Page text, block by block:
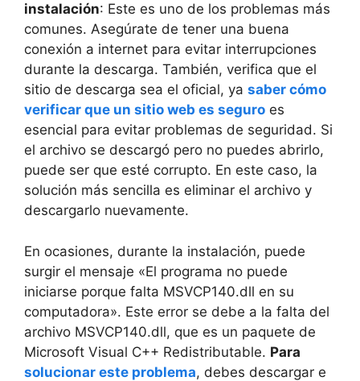
instalación: Este es uno de los problemas más
comunes. Asegúrate de tener una buena
conexión a internet para evitar interrupciones
durante la descarga. También, verifica que el
sitio de descarga sea el oficial, ya saber cómo
verificar que un sitio web es seguro es
esencial para evitar problemas de seguridad. Si
el archivo se descargó pero no puedes abrirlo,
puede ser que esté corrupto. En este caso, la
solución más sencilla es eliminar el archivo y
descargarlo nuevamente.
En ocasiones, durante la instalación, puede
surgir el mensaje «El programa no puede
iniciarse porque falta MSVCP140.dll en su
computadora». Este error se debe a la falta del
archivo MSVCP140.dll, que es un paquete de
Microsoft Visual C++ Redistributable. Para
solucionar este problema, debes descargar e